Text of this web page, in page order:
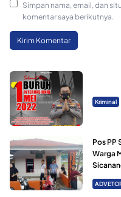
Simpan nama, email, dan
komentar saya berikutnya.
Kriminal
Pos PP
Warga